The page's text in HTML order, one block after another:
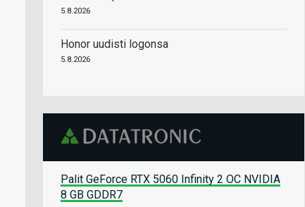
5.8.2026
Honor uudisti logonsa
5.8.2026
Palit GeForce RTX 5060 Infinity 2 OC NVIDIA
8 GB GDDR7